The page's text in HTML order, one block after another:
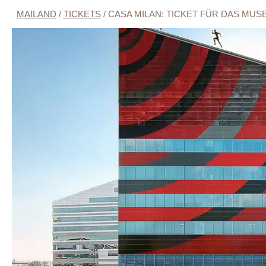
MAILAND / TICKETS/ CASA MILAN: TICKET FÜR DAS